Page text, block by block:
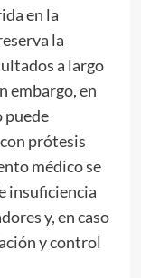
en la
la
a largo
embargo, en
puede
prótesis
médico se
insuficiencia
y, en caso
y control